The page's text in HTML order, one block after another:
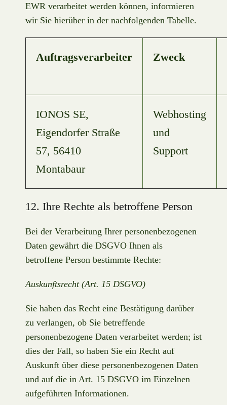
EWR verarbeitet werden können, informieren
wir Sie hierüber in der nachfolgenden Tabelle.
Auftragsverarbeiter Zweck
IONOS SE,
Eigendorfer Straße
57, 56410
Montabaur
Webhosting
und
Support
12. Ihre Rechte als betroffene Person
Bei der Verarbeitung Ihrer personenbezogenen
Daten gewährt die DSGVO Ihnen als
betroffene Person bestimmte Rechte:
Auskunftsrecht (Art. 15 DSGVO)
Sie haben das Recht eine Bestätigung darüber
zu verlangen, ob Sie betreffende
personenbezogene Daten verarbeitet werden; ist
dies der Fall, so haben Sie ein Recht auf
Auskunft über diese personenbezogenen Daten
und auf die in Art. 15 DSGVO im Einzelnen
aufgeführten Informationen.